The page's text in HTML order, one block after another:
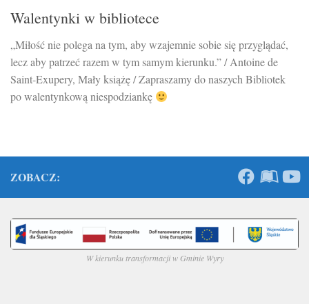
Walentynki w bibliotece
„Miłość nie polega na tym, aby wzajemnie sobie się przyglądać,
lecz aby patrzeć razem w tym samym kierunku.” / Antoine de
Saint-Exupery, Mały książę / Zapraszamy do naszych Bibliotek
po walentynkową niespodziankę
ZOBACZ:
W kierunku transformacji w Gminie Wyry